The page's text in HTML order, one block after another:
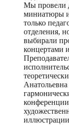
Мы провели
миниатюры
только
отделения,
выбирали
концертами